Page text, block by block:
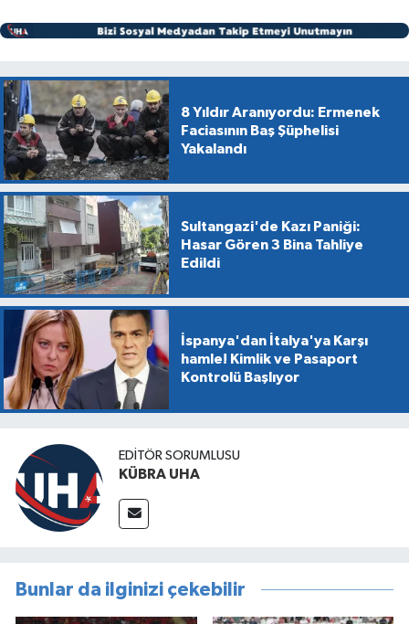
8 Yıldır Aranıyordu: Ermenek
Faciasının Baş Şüphelisi
Yakalandı
Sultangazi'de Kazı Paniği:
Hasar Gören 3 Bina Tahliye
Edildi
İspanya'dan İtalya'ya Karşı
hamle! Kimlik ve Pasaport
Kontrolü Başlıyor
EDİTÖR SORUMLUSU
KÜBRA UHA
Bunlar da ilginizi çekebilir